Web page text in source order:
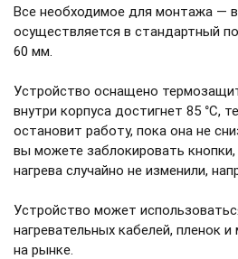
Все необходимое для монтажа —
осуществляется в стандартный
60 мм.
Устройство оснащено
внутри корпуса достигнет 85 °С,
остановит работу, пока она не
вы можете заблокировать
нагрева случайно не изменили,
Устройство может
нагревательных кабелей, пленок
на рынке.